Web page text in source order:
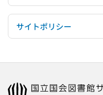
サイトポリシー